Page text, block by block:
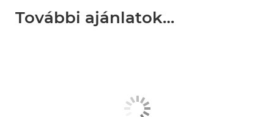
További ajánlatok…